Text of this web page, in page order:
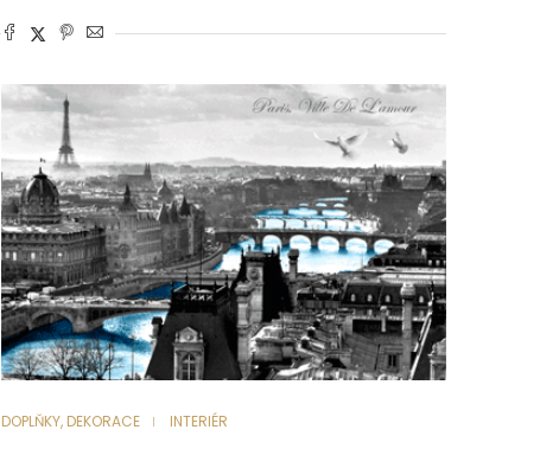
DOPLŇKY, DEKORACE INTERIÉR